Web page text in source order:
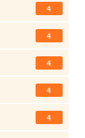
4
4
4
4
4